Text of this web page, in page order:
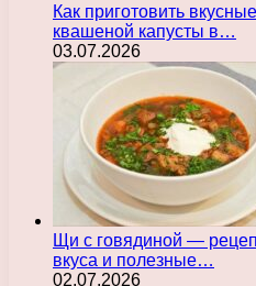
Как приготовить
квашеной капусты в…
03.07.2026
Щи с говядиной —
вкуса и полезные…
02.07.2026